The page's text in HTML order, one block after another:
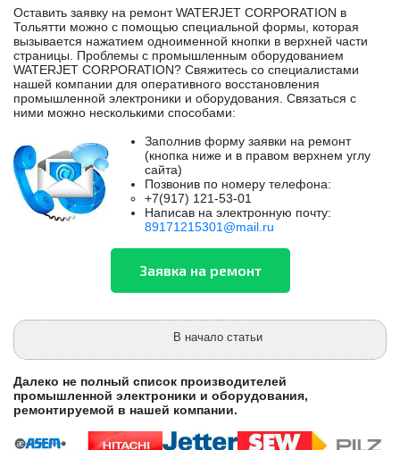
Оставить заявку на ремонт WATERJET CORPORATION в
Тольятти можно с помощью специальной формы, которая
вызывается нажатием одноименной кнопки в верхней части
страницы. Проблемы с промышленным оборудованием
WATERJET CORPORATION? Свяжитесь со специалистами
нашей компании для оперативного восстановления
промышленной электроники и оборудования. Связаться с
ними можно несколькими способами:
Заполнив форму заявки на ремонт
(кнопка ниже и в правом верхнем углу
сайта)
Позвонив по номеру телефона:
+7(917) 121-53-01
Написав на электронную почту:
89171215301@mail.ru
В начало статьи
Далеко не полный список производителей
промышленной электроники и оборудования,
ремонтируемой в нашей компании.